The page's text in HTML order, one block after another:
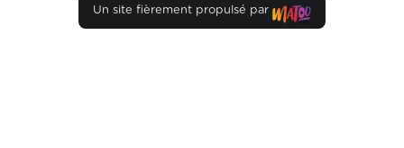
Un site fièrement propulsé par